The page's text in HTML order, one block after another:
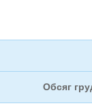
Обсяг